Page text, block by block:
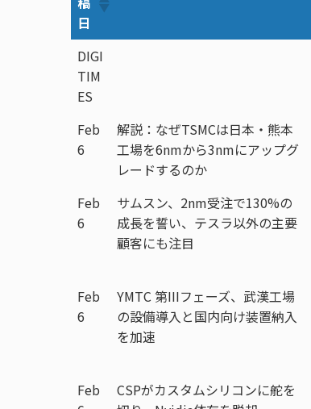
日
DIGI
TIM
ES
Feb
6
解説：なぜTSMCは日本・熊本
工場を6nmから3nmにアップグ
レードするのか
Feb
6
サムスン、2nm受注で130%の
成長を誓い、テスラ以外の主要
顧客にも注目
Feb
6
YMTC 第IIIフェーズ、武漢工場
の設備導入と国内向け装置納入
を加速
Feb
CSPがカスタムシリコンに舵を